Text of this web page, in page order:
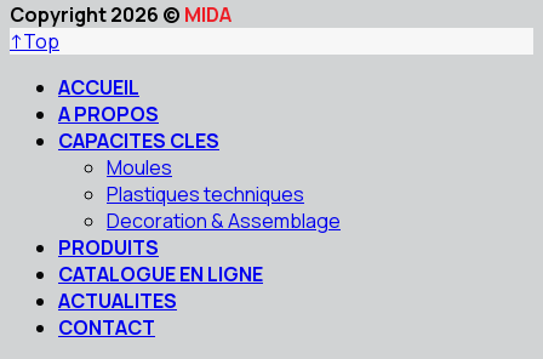
Copyright 2026 © MIDA
↑Top
ACCUEIL
A PROPOS
CAPACITES CLES
Moules
Plastiques techniques
Decoration & Assemblage
PRODUITS
CATALOGUE EN LIGNE
ACTUALITES
CONTACT